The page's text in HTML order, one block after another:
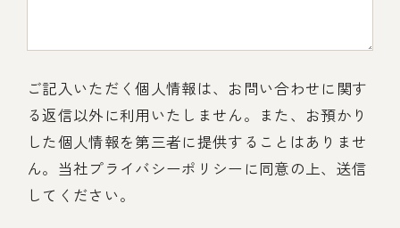
ご記入いただく個人情報は、お問い合わせに関す
る返信以外に利用いたしません。また、お預かり
した個人情報を第三者に提供することはありませ
ん。当社プライバシーポリシーに同意の上、送信
してください。